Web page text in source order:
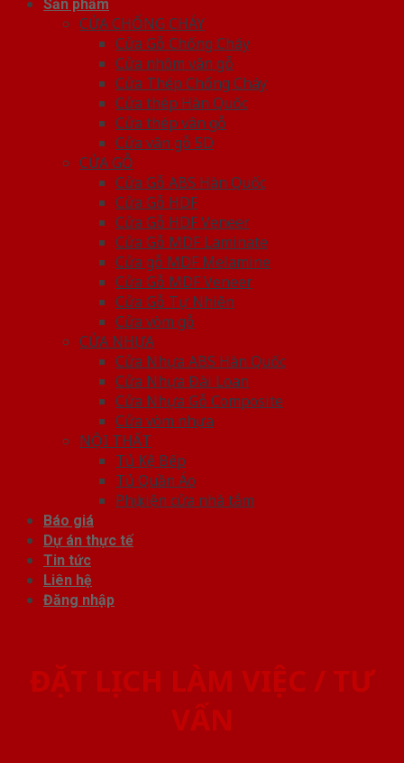
Sản phẩm
CỬA CHỐNG CHÁY
Cửa Gỗ Chống Cháy
Cửa nhôm vân gỗ
Cửa Thép Chống Cháy
Cửa thép Hàn Quốc
Cửa thép vân gỗ
Cửa vân gỗ 5D
CỬA GỖ
Cửa Gỗ ABS Hàn Quốc
Cửa Gỗ HDF
Cửa Gỗ HDF Veneer
Cửa Gỗ MDF Laminate
Cửa gỗ MDF Melamine
Cửa Gỗ MDF Veneer
Cửa Gỗ Tự Nhiên
Cửa vòm gỗ
CỬA NHỰA
Cửa Nhựa ABS Hàn Quốc
Cửa Nhựa Đài Loan
Cửa Nhựa Gỗ Composite
Cửa vòm nhựa
NỘI THẤT
Tủ Kệ Bếp
Tủ Quần Áo
Phụ kiện cửa nhà tắm
Báo giá
Dự án thực tế
Tin tức
Liên hệ
Đăng nhập
ĐẶT LỊCH LÀM VIỆC / TƯ
VẤN